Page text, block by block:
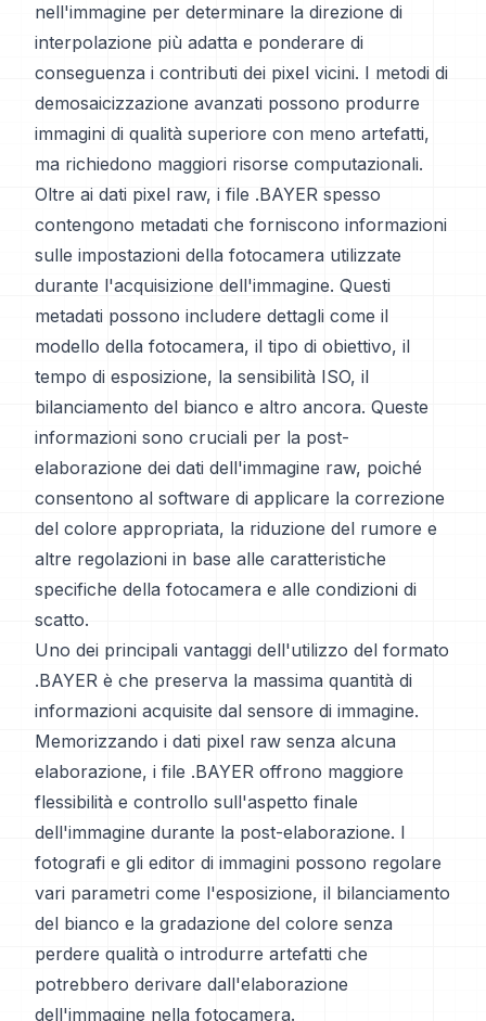
nell'immagine per determinare la direzione di
interpolazione più adatta e ponderare di
conseguenza i contributi dei pixel vicini. I metodi di
demosaicizzazione avanzati possono produrre
immagini di qualità superiore con meno artefatti,
ma richiedono maggiori risorse computazionali.
Oltre ai dati pixel raw, i file .BAYER spesso
contengono metadati che forniscono informazioni
sulle impostazioni della fotocamera utilizzate
durante l'acquisizione dell'immagine. Questi
metadati possono includere dettagli come il
modello della fotocamera, il tipo di obiettivo, il
tempo di esposizione, la sensibilità ISO, il
bilanciamento del bianco e altro ancora. Queste
informazioni sono cruciali per la post-
elaborazione dei dati dell'immagine raw, poiché
consentono al software di applicare la correzione
del colore appropriata, la riduzione del rumore e
altre regolazioni in base alle caratteristiche
specifiche della fotocamera e alle condizioni di
scatto.
Uno dei principali vantaggi dell'utilizzo del formato
.BAYER è che preserva la massima quantità di
informazioni acquisite dal sensore di immagine.
Memorizzando i dati pixel raw senza alcuna
elaborazione, i file .BAYER offrono maggiore
flessibilità e controllo sull'aspetto finale
dell'immagine durante la post-elaborazione. I
fotografi e gli editor di immagini possono regolare
vari parametri come l'esposizione, il bilanciamento
del bianco e la gradazione del colore senza
perdere qualità o introdurre artefatti che
potrebbero derivare dall'elaborazione
dell'immagine nella fotocamera.